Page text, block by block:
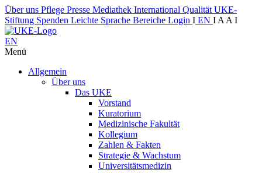
Über uns Pflege Presse Mediathek International Qualität UKE-
Stiftung Spenden Leichte Sprache Bereiche Login I EN I A A I
EN
Menü
Allgemein
Über uns
Das UKE
Vorstand
Kuratorium
Medizinische Fakultät
Kollegium
Zahlen & Fakten
Strategie & Wachstum
Universitätsmedizin